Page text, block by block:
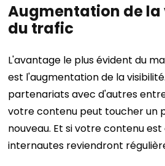
Augmentation de
du trafic
L'avantage le plus évident du
est l'augmentation de la
partenariats avec d'autres
votre contenu peut toucher un
nouveau. Et si votre contenu est
internautes reviendront